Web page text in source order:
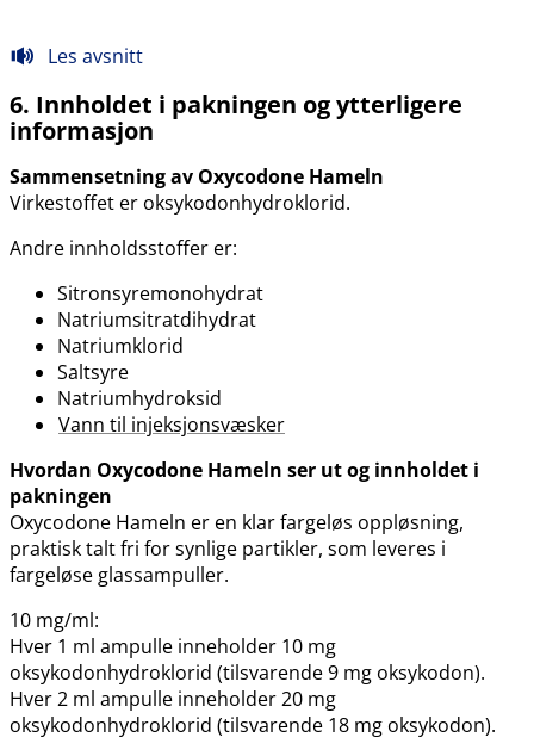
Les avsnitt
6. Innholdet i pakningen og ytterligere
informasjon
Sammensetning av Oxycodone Hameln
Virkestoffet er oksykodonhydroklorid.
Andre innholdsstoffer er:
Sitronsyremonohydrat
Natriumsitratdihydrat
Natriumklorid
Saltsyre
Natriumhydroksid
Vann til injeksjonsvæsker
Hvordan Oxycodone Hameln ser ut og innholdet i
pakningen
Oxycodone Hameln er en klar fargeløs oppløsning,
praktisk talt fri for synlige partikler, som leveres i
fargeløse glassampuller.
10 mg​/​ml:
Hver 1 ml ampulle inneholder 10 mg
oksykodonhydroklorid (tilsvarende 9 mg oksykodon).
Hver 2 ml ampulle inneholder 20 mg
oksykodonhydroklorid (tilsvarende 18 mg oksykodon).